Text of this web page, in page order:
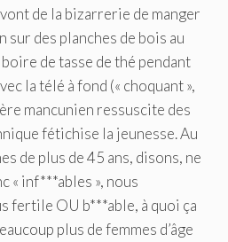
de la bizarrerie de manger
sur des planches de bois au
de tasse de thé pendant
la télé à fond (« choquant »,
mancunien ressuscite des
fétichise la jeunesse. Au
de plus de 45 ans, disons, ne
« inf***ables », nous
fertile OU b***able, à quoi ça
plus de femmes d’âge